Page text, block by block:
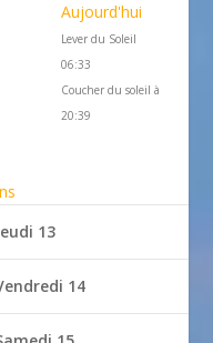
Aujourd'hui
Lever du Soleil
06:33
Coucher du soleil à
20:39
13
14